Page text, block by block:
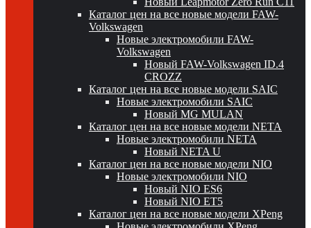
Каталог цен на все новые модели FAW-
Volkswagen
Новые электромобили FAW-
Volkswagen
Новый FAW-Volkswagen ID.4
CROZZ
Каталог цен на все новые модели SAIC
Новые электромобили SAIC
Новый MG MULAN
Каталог цен на все новые модели NETA
Новые электромобили NETA
Новый NETA U
Каталог цен на все новые модели NIO
Новые электромобили NIO
Новый NIO ES6
Новый NIO ET5
Каталог цен на все новые модели XPeng